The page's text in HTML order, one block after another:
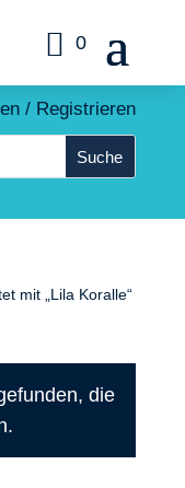
0
/ Registrieren
mit „Lila Koralle“
die